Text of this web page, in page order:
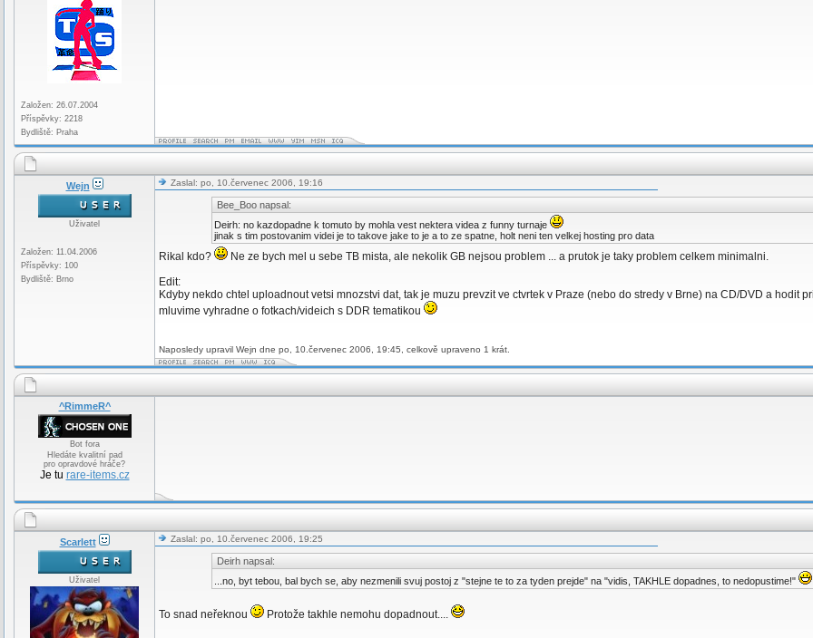
Založen: 26.07.2004
Příspěvky: 2218
Bydliště: Praha
Wejn
Uživatel
Založen: 11.04.2006
Příspěvky: 100
Bydliště: Brno
Zaslal: po, 10.červenec 2006, 19:16
Bee_Boo napsal:
Deirh: no kazdopadne k tomuto by mohla vest nektera videa z funny turnaje
jinak s tim postovanim videi je to takove jake to je a to ze spatne, holt neni ten velkej hosting pro data
Rikal kdo?
Ne ze bych mel u sebe TB mista, ale nekolik GB nejsou problem ... a prutok je taky problem celkem minimalni.
Edit:
Kdyby nekdo chtel uploadnout vetsi mnozstvi dat, tak je muzu prevzit ve ctvrtek v Praze (nebo do stredy v Brne) na CD/DVD a hodit
mluvime vyhradne o fotkach/videich s DDR tematikou
Naposledy upravil Wejn dne po, 10.červenec 2006, 19:45, celkově upraveno 1 krát.
^RimmeR^
Bot fora
Hledáte kvalitní pad
pro opravdové hráče?
Je tu rare-items.cz
Scarlett
Uživatel
Zaslal: po, 10.červenec 2006, 19:25
Deirh napsal:
...no, byt tebou, bal bych se, aby nezmenili svuj postoj z "stejne te to za tyden prejde" na "vidis, TAKHLE dopadnes, to nedopustime!"
To snad neřeknou Protože takhle nemohu dopadnout....